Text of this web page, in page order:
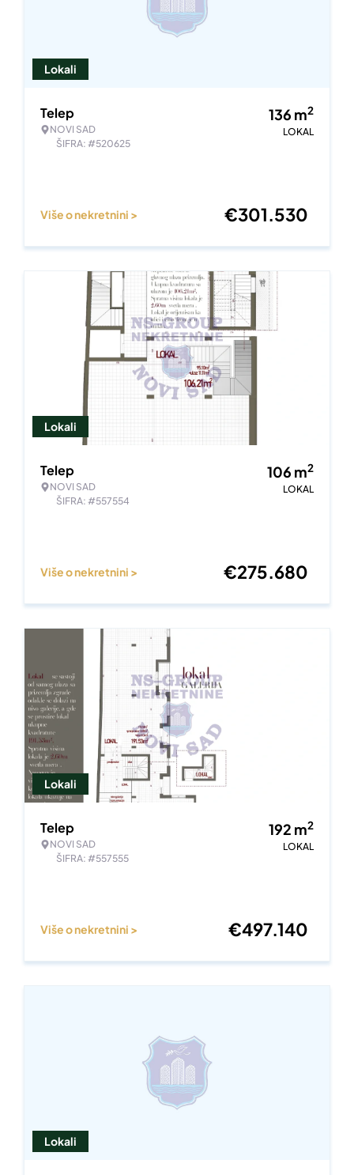
Lokali
Telep
NOVI SAD
ŠIFRA: #520625
136 m2
LOKAL
Više o nekretnini > €301.530
Lokali
Telep
NOVI SAD
ŠIFRA: #557554
106 m2
LOKAL
Više o nekretnini > €275.680
Lokali
Telep
NOVI SAD
ŠIFRA: #557555
192 m2
LOKAL
Više o nekretnini > €497.140
Lokali